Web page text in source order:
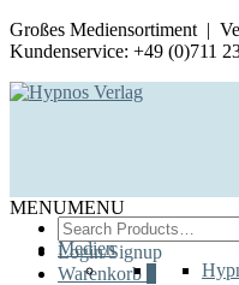
Großes Mediensortiment |
Kundenservice: +49 (0)711
Search
for:
Login/Signup
Warenkorb
MENUMENU
Medien